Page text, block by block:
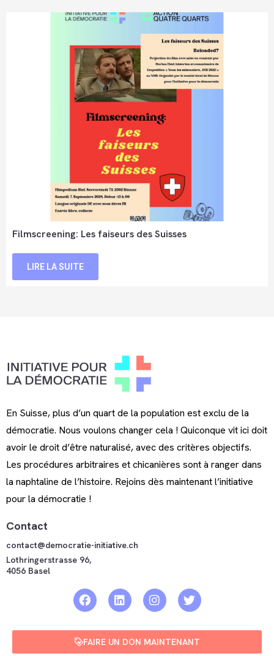
Filmscreening: Les faiseurs des Suisses
LIRE LA SUITE
En Suisse, plus d’un quart de la population est exclu de la
démocratie. Nous voulons changer cela ! Quiconque vit ici doit
avoir le droit d’être naturalisé, avec des critères objectifs.
Les procédures arbitraires et chicanières sont à ranger dans
la naphtaline de l’histoire. Rejoins dès maintenant l’initiative
pour la démocratie !
Contact
contact@democratie-initiative.ch
Lothringerstrasse 96,
4056 Basel
FAIRE UN DON MAINTENANT